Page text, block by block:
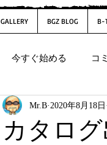
GALLERY BGZ BLOG B-
今すぐ始める コ
カタログ
Mr.B 2020年8月18日